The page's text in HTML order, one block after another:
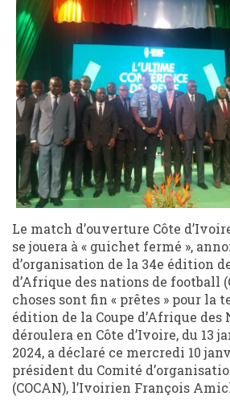
Le match d’ouverture Côte
se jouera à « guichet fermé »,
d’organisation de la 34e édition
d’Afrique des nations de football
choses sont fin « prêtes » pour la
édition de la Coupe d’Afrique des
déroulera en Côte d’Ivoire, du 13
2024, a déclaré ce mercredi 10
président du Comité
(COCAN), l’Ivoirien François